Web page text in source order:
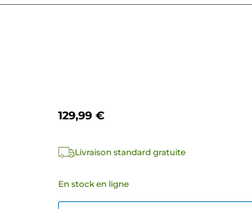
129,99 €
Livraison standard gratuite
En stock en ligne